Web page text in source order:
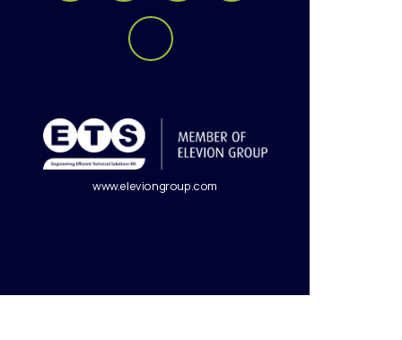
www.eleviongroup.com